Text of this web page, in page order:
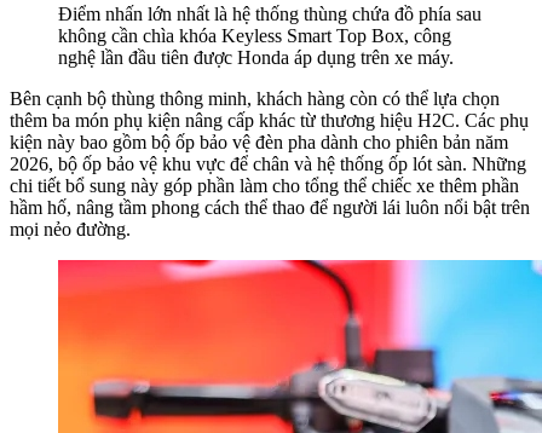
Điểm nhấn lớn nhất là hệ thống thùng chứa đồ phía sau
không cần chìa khóa Keyless Smart Top Box, công
nghệ lần đầu tiên được Honda áp dụng trên xe máy.
Bên cạnh bộ thùng thông minh, khách hàng còn có thể lựa chọn
thêm ba món phụ kiện nâng cấp khác từ thương hiệu H2C. Các phụ
kiện này bao gồm bộ ốp bảo vệ đèn pha dành cho phiên bản năm
2026, bộ ốp bảo vệ khu vực để chân và hệ thống ốp lót sàn. Những
chi tiết bổ sung này góp phần làm cho tổng thể chiếc xe thêm phần
hầm hố, nâng tầm phong cách thể thao để người lái luôn nổi bật trên
mọi nẻo đường.